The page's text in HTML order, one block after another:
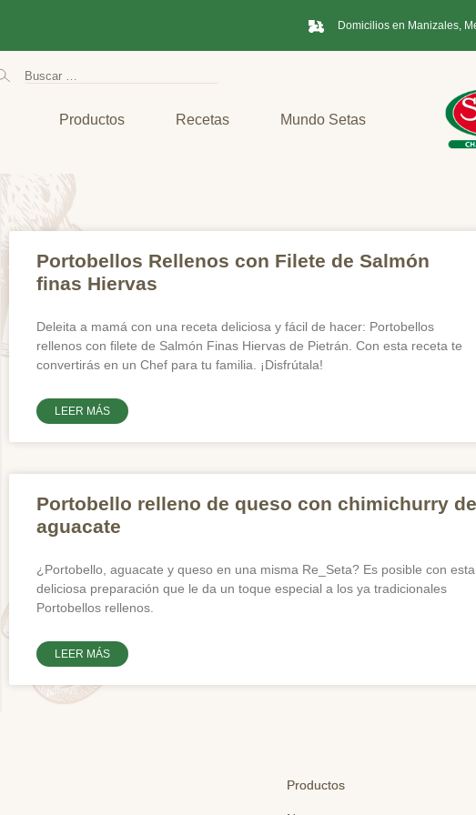
Domicilios en Manizales,
Productos Recetas Mundo Setas
Portobellos Rellenos con Filete de Salmón
finas Hiervas
Deleita a mamá con una receta deliciosa y fácil de hacer: Portobellos
rellenos con filete de Salmón Finas Hiervas de Pietrán. Con esta receta te
convertirás en un Chef para tu familia. ¡Disfrútala!
LEER MÁS
Portobello relleno de queso con chimichurry de
aguacate
¿Portobello, aguacate y queso en una misma Re_Seta? Es posible con esta
deliciosa preparación que le da un toque especial a los ya tradicionales
Portobellos rellenos.
LEER MÁS
Productos